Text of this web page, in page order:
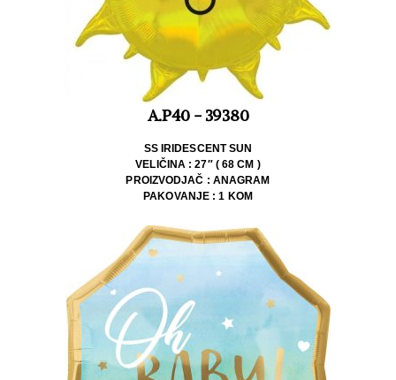
A.P40 - 39380
SS IRIDESCENT SUN
VELIČINA : 27″ ( 68 CM )
PROIZVODJAČ : ANAGRAM
PAKOVANJE : 1 KOM